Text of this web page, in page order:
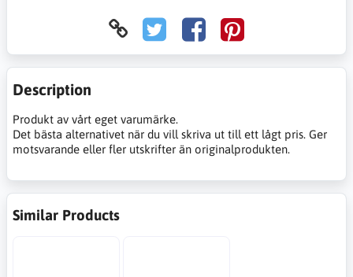
Description
Produkt av vårt eget varumärke.
Det bästa alternativet när du vill skriva ut till ett lågt pris. Ger
motsvarande eller fler utskrifter än originalprodukten.
Similar Products